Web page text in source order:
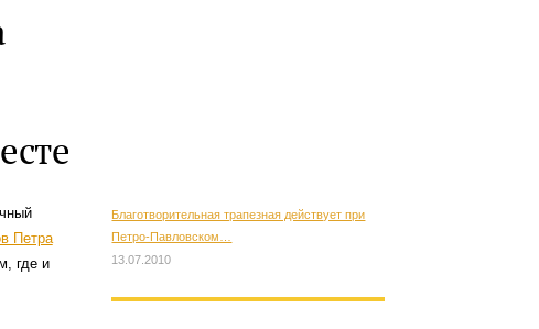
Петра
где и
Благотворительная трапезная действует при
Петро-Павловском…
13.07.2010